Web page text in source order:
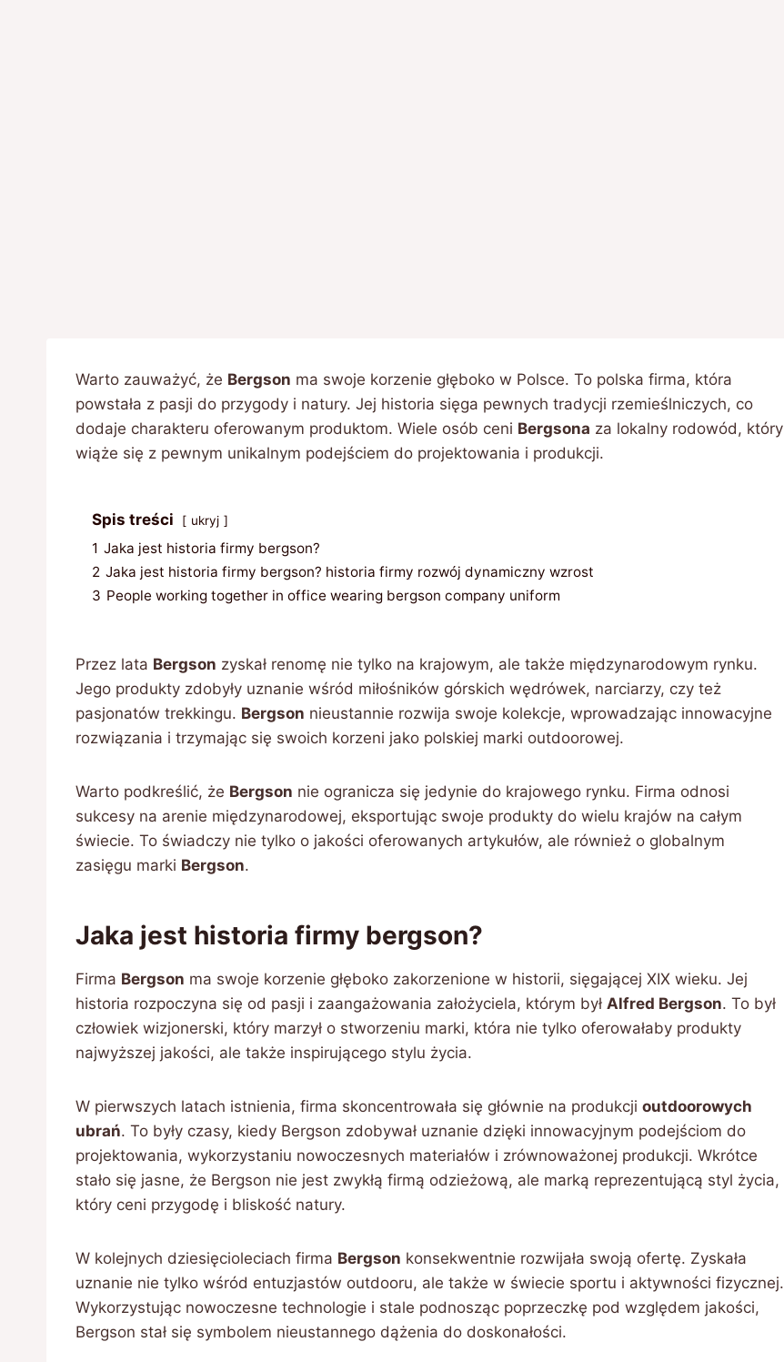
Warto zauważyć, że Bergson ma swoje korzenie głęboko w Polsce. To polska firma, która
powstała z pasji do przygody i natury. Jej historia sięga pewnych tradycji rzemieślniczych, co
dodaje charakteru oferowanym produktom. Wiele osób ceni Bergsona za lokalny rodowód, który
wiąże się z pewnym unikalnym podejściem do projektowania i produkcji.
Spis treści ukryj
1 Jaka jest historia firmy bergson?
2 Jaka jest historia firmy bergson? historia firmy rozwój dynamiczny wzrost
3 People working together in office wearing bergson company uniform
Przez lata Bergson zyskał renomę nie tylko na krajowym, ale także międzynarodowym rynku.
Jego produkty zdobyły uznanie wśród miłośników górskich wędrówek, narciarzy, czy też
pasjonatów trekkingu. Bergson nieustannie rozwija swoje kolekcje, wprowadzając innowacyjne
rozwiązania i trzymając się swoich korzeni jako polskiej marki outdoorowej.
Warto podkreślić, że Bergson nie ogranicza się jedynie do krajowego rynku. Firma odnosi
sukcesy na arenie międzynarodowej, eksportując swoje produkty do wielu krajów na całym
świecie. To świadczy nie tylko o jakości oferowanych artykułów, ale również o globalnym
zasięgu marki Bergson.
Jaka jest historia firmy bergson?
Firma Bergson ma swoje korzenie głęboko zakorzenione w historii, sięgającej XIX wieku. Jej
historia rozpoczyna się od pasji i zaangażowania założyciela, którym był Alfred Bergson. To był
człowiek wizjonerski, który marzył o stworzeniu marki, która nie tylko oferowałaby produkty
najwyższej jakości, ale także inspirującego stylu życia.
W pierwszych latach istnienia, firma skoncentrowała się głównie na produkcji outdoorowych
ubrań. To były czasy, kiedy Bergson zdobywał uznanie dzięki innowacyjnym podejściom do
projektowania, wykorzystaniu nowoczesnych materiałów i zrównoważonej produkcji. Wkrótce
stało się jasne, że Bergson nie jest zwykłą firmą odzieżową, ale marką reprezentującą styl życia,
który ceni przygodę i bliskość natury.
W kolejnych dziesięcioleciach firma Bergson konsekwentnie rozwijała swoją ofertę. Zyskała
uznanie nie tylko wśród entuzjastów outdooru, ale także w świecie sportu i aktywności fizycznej.
Wykorzystując nowoczesne technologie i stale podnosząc poprzeczkę pod względem jakości,
Bergson stał się symbolem nieustannego dążenia do doskonałości.